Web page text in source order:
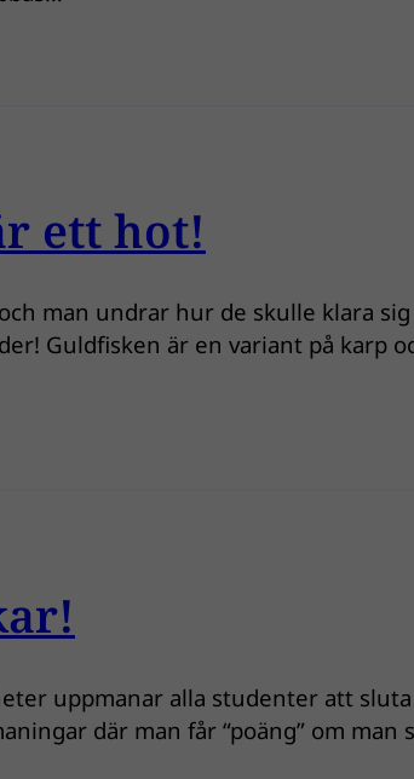
ett hot!
man undrar hur de skulle klara
Guldfisken är en variant på karp
uppmanar alla studenter att
där man får “poäng” om man